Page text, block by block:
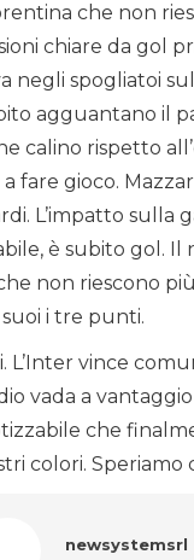
che non
chiare da gol
negli spogliatoi
agguantano il
calino rispetto
fare gioco.
L’impatto sulla
è subito gol.
non riescono
i tre punti.
L’Inter vince
vada a
che
colori. Speriamo
newsystemsrl